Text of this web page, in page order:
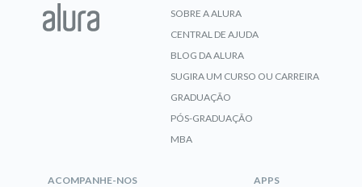
SOBRE A ALURA
CENTRAL DE AJUDA
BLOG DA ALURA
SUGIRA UM CURSO OU CARREIRA
GRADUAÇÃO
PÓS-GRADUAÇÃO
MBA
ACOMPANHE-NOS APPS